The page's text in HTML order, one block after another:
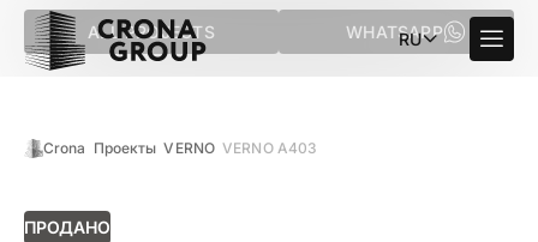
ALL PROJECTS WHATSAPP
RU
Crona Проекты VERNO VERNO A403
ПРОДАНО